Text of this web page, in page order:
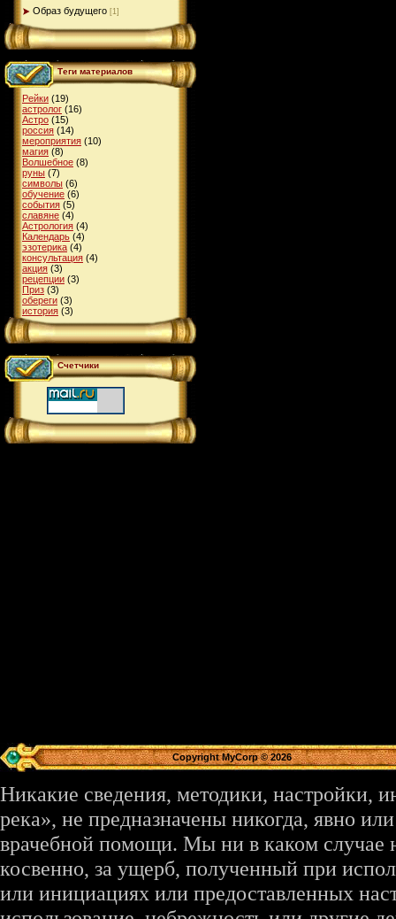
Образ будущего [1]
Теги материалов
Рейки (19)
астролог (16)
Астро (15)
россия (14)
мероприятия (10)
магия (8)
Волшебное (8)
руны (7)
символы (6)
обучение (6)
события (5)
славяне (4)
Астрология (4)
Календарь (4)
эзотерика (4)
консультация (4)
акция (3)
рецепции (3)
Приз (3)
обереги (3)
история (3)
Счетчики
Copyright MyCorp © 2026
Никакие сведения, методики, настройки,
река», не предназначены никогда, явно
врачебной помощи. Мы ни в каком случае
косвенно, за ущерб, полученный при
или инициациях или предоставленных